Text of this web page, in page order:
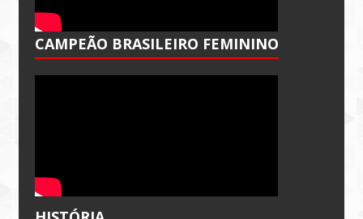
CAMPEÃO BRASILEIRO FEMININO